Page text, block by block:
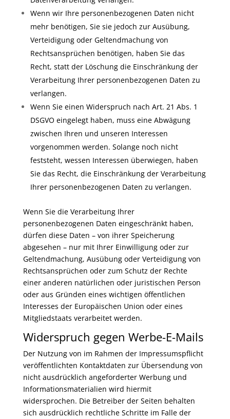
Wenn wir Ihre personenbezogenen Daten nicht
mehr benötigen, Sie sie jedoch zur Ausübung,
Verteidigung oder Geltendmachung von
Rechtsansprüchen benötigen, haben Sie das
Recht, statt der Löschung die Einschränkung der
Verarbeitung Ihrer personenbezogenen Daten zu
verlangen.
Wenn Sie einen Widerspruch nach Art. 21 Abs. 1
DSGVO eingelegt haben, muss eine Abwägung
zwischen Ihren und unseren Interessen
vorgenommen werden. Solange noch nicht
feststeht, wessen Interessen überwiegen, haben
Sie das Recht, die Einschränkung der Verarbeitung
Ihrer personenbezogenen Daten zu verlangen.
Wenn Sie die Verarbeitung Ihrer
personenbezogenen Daten eingeschränkt haben,
dürfen diese Daten – von ihrer Speicherung
abgesehen – nur mit Ihrer Einwilligung oder zur
Geltendmachung, Ausübung oder Verteidigung von
Rechtsansprüchen oder zum Schutz der Rechte
einer anderen natürlichen oder juristischen Person
oder aus Gründen eines wichtigen öffentlichen
Interesses der Europäischen Union oder eines
Mitgliedstaats verarbeitet werden.
Widerspruch gegen Werbe-E-Mails
Der Nutzung von im Rahmen der Impressumspflicht
veröffentlichten Kontaktdaten zur Übersendung von
nicht ausdrücklich angeforderter Werbung und
Informationsmaterialien wird hiermit
widersprochen. Die Betreiber der Seiten behalten
sich ausdrücklich rechtliche Schritte im Falle der